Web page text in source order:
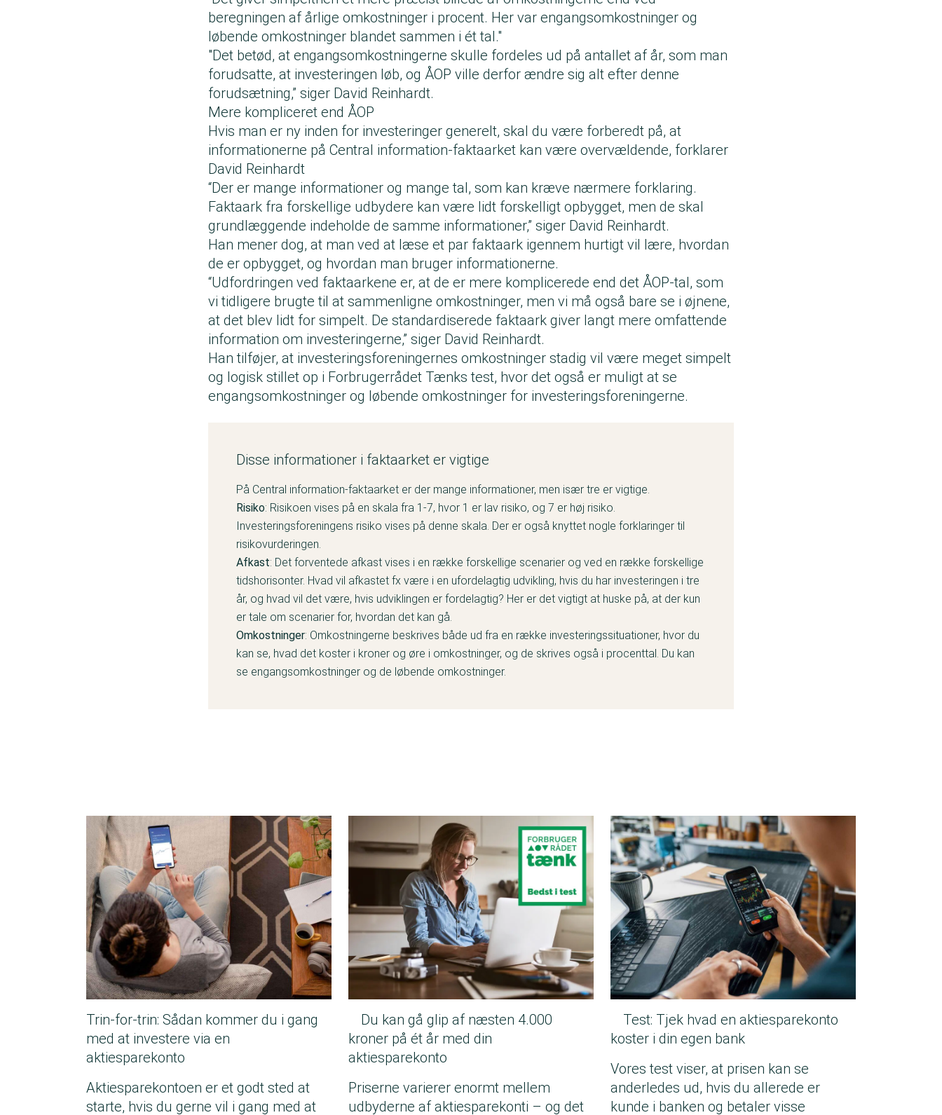
beregningen af årlige omkostninger i procent. Her var engangsomkostninger og
løbende omkostninger blandet sammen i ét tal."
"Det betød, at engangsomkostningerne skulle fordeles ud på antallet af år, som man
forudsatte, at investeringen løb, og ÅOP ville derfor ændre sig alt efter denne
forudsætning,” siger David Reinhardt.
Mere kompliceret end ÅOP
Hvis man er ny inden for investeringer generelt, skal du være forberedt på, at
informationerne på Central information-faktaarket kan være overvældende, forklarer
David Reinhardt
“Der er mange informationer og mange tal, som kan kræve nærmere forklaring.
Faktaark fra forskellige udbydere kan være lidt forskelligt opbygget, men de skal
grundlæggende indeholde de samme informationer,” siger David Reinhardt.
Han mener dog, at man ved at læse et par faktaark igennem hurtigt vil lære, hvordan
de er opbygget, og hvordan man bruger informationerne.
“Udfordringen ved faktaarkene er, at de er mere komplicerede end det ÅOP-tal, som
vi tidligere brugte til at sammenligne omkostninger, men vi må også bare se i øjnene,
at det blev lidt for simpelt. De standardiserede faktaark giver langt mere omfattende
information om investeringerne,” siger David Reinhardt.
Han tilføjer, at investeringsforeningernes omkostninger stadig vil være meget simpelt
og logisk stillet op i Forbrugerrådet Tænks test, hvor det også er muligt at se
engangsomkostninger og løbende omkostninger for investeringsforeningerne.
Disse informationer i faktaarket er vigtige
På Central information-faktaarket er der mange informationer, men især tre er vigtige.
Risiko: Risikoen vises på en skala fra 1-7, hvor 1 er lav risiko, og 7 er høj risiko.
Investeringsforeningens risiko vises på denne skala. Der er også knyttet nogle forklaringer til
risikovurderingen.
Afkast: Det forventede afkast vises i en række forskellige scenarier og ved en række forskellige
tidshorisonter. Hvad vil afkastet fx være i en ufordelagtig udvikling, hvis du har investeringen i tre
år, og hvad vil det være, hvis udviklingen er fordelagtig? Her er det vigtigt at huske på, at der kun
er tale om scenarier for, hvordan det kan gå.
Omkostninger: Omkostningerne beskrives både ud fra en række investeringssituationer, hvor du
kan se, hvad det koster i kroner og øre i omkostninger, og de skrives også i procenttal. Du kan
se engangsomkostninger og de løbende omkostninger.
Trin-for-trin: Sådan kommer du i gang
med at investere via en
aktiesparekonto
Aktiesparekontoen er et godt sted at
starte, hvis du gerne vil i gang med at
Du kan gå glip af næsten 4.000
kroner på ét år med din
aktiesparekonto
Priserne varierer enormt mellem
udbyderne af aktiesparekonti – og det
Test: Tjek hvad en aktiesparekonto
koster i din egen bank
Vores test viser, at prisen kan se
anderledes ud, hvis du allerede er
kunde i banken og betaler visse